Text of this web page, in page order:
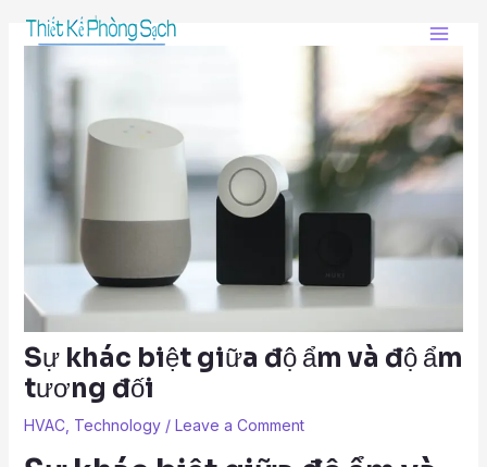
Sự khác biệt giữa độ ẩm và độ ẩm
tương đối
HVAC, Technology/ Leave a Comment
navigation